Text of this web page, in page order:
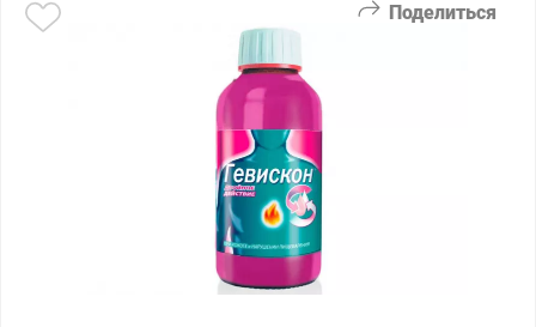
Поделиться